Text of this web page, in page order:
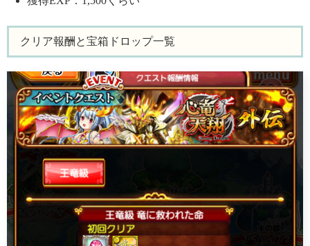
クリア報酬と宝箱ドロップ一覧